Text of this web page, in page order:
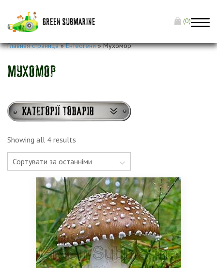
(0)
Главная страница»Ентеогени»Мухомор
Мухомор
Категорії товарів
Showing all 4 results